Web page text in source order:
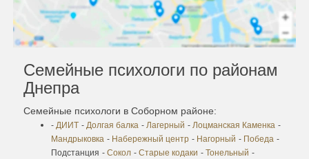
Семейные психологи по районам
Днепра
Семейные психологи в Соборном районе:
- ДИИТ - Долгая балка - Лагерный - Лоцманская Каменка -
Мандрыковка - Набережный центр - Нагорный - Победа -
Подстанция - Сокол - Старые кодаки - Тонельный -